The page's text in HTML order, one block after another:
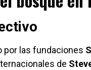
por las fundaciones
de